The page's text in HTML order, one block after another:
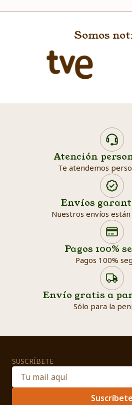
Somos
Atención
Te atendemos
Envíos
Nuestros envíos
Pagos 100%
Pagos 100%
Envío gratis a
Sólo para la
SUSCRÍBETE
Suscríbete